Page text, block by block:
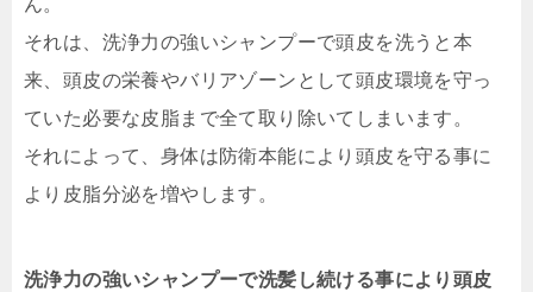
ん。
それは、洗浄力の強いシャンプーで頭皮を洗うと本
来、頭皮の栄養やバリアゾーンとして頭皮環境を守っ
ていた必要な皮脂まで全て取り除いてしまいます。
それによって、身体は防衛本能により頭皮を守る事に
より皮脂分泌を増やします。
洗浄力の強いシャンプーで洗髪し続ける事により頭皮